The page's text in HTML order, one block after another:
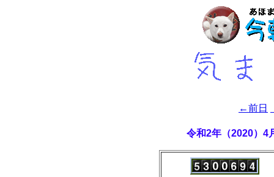
←前日
令和2年（2020）